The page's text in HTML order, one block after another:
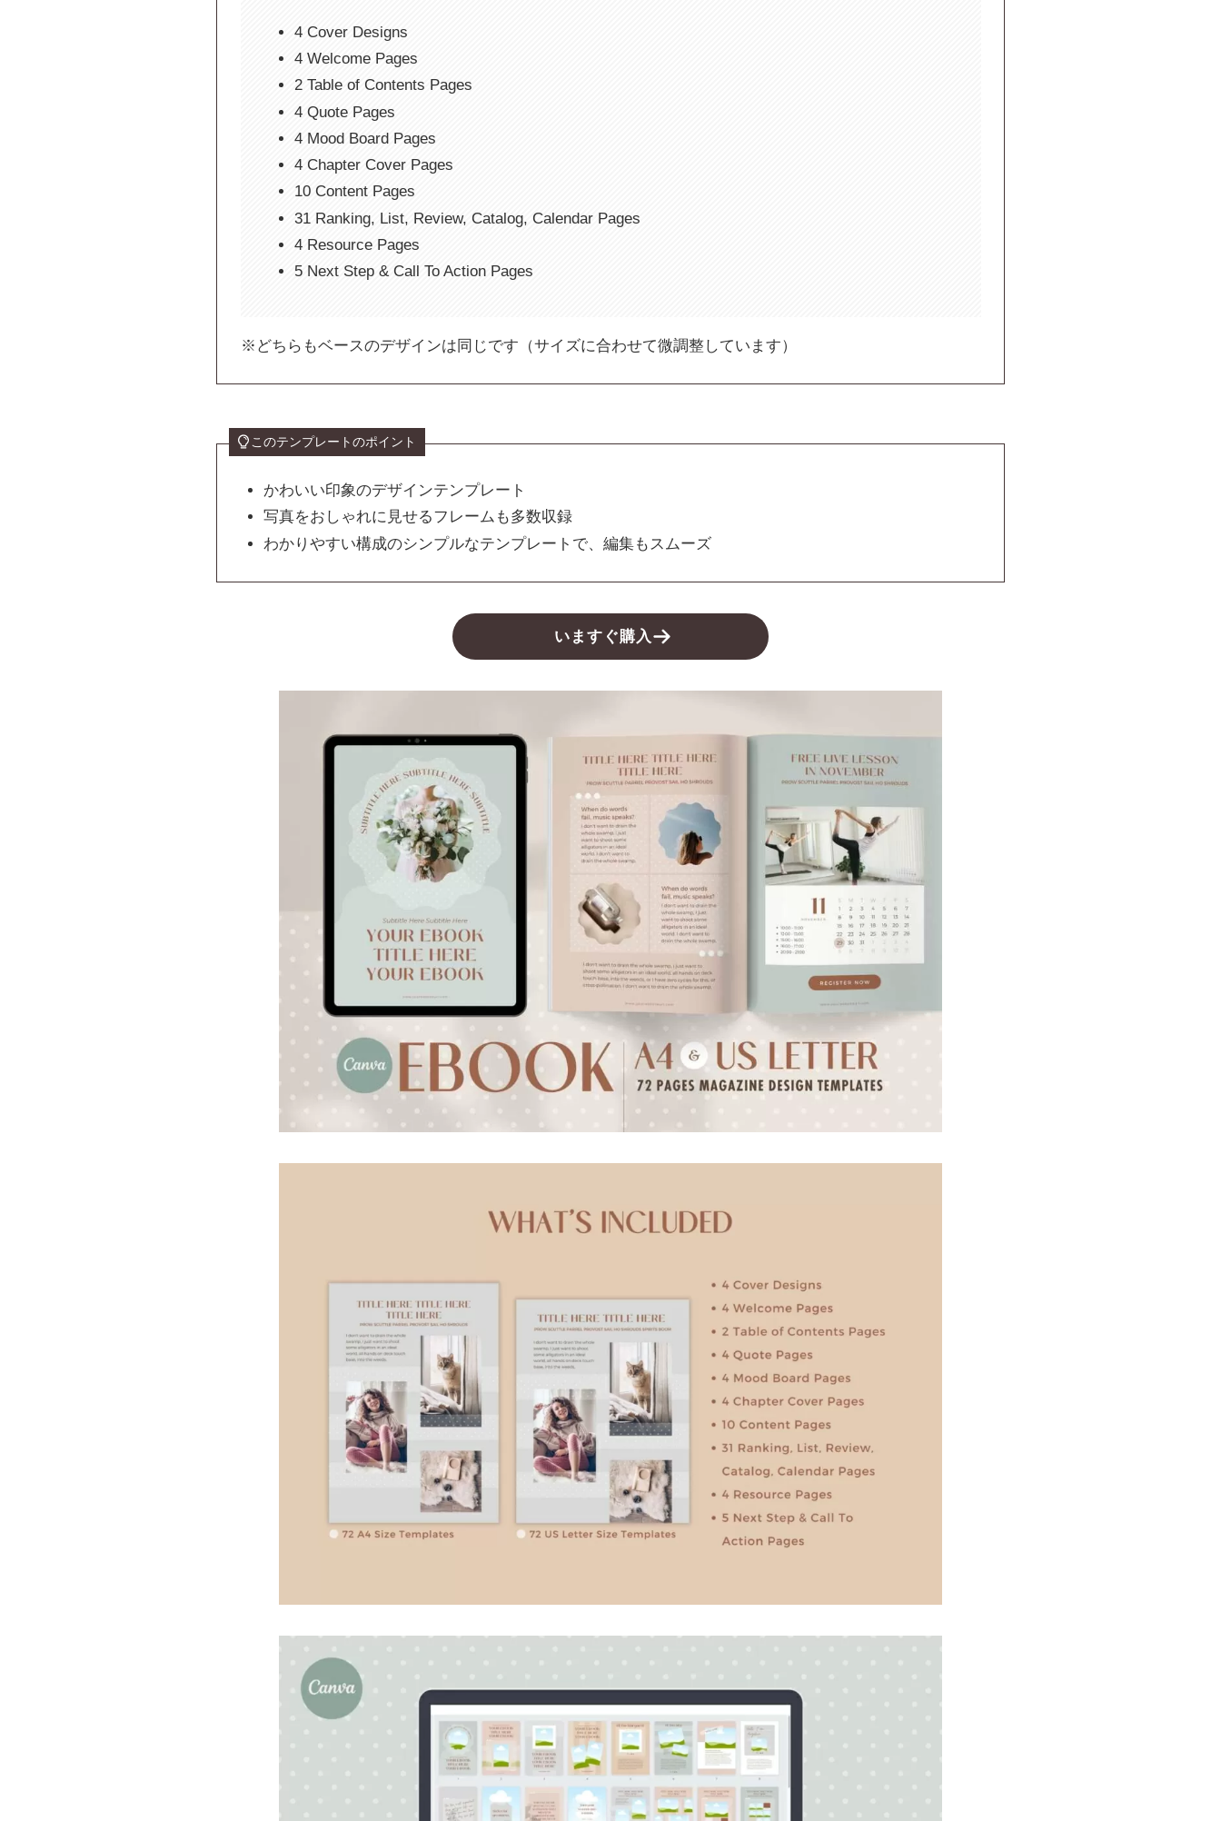
4 Cover Designs
4 Welcome Pages
2 Table of Contents Pages
4 Quote Pages
4 Mood Board Pages
4 Chapter Cover Pages
10 Content Pages
31 Ranking, List, Review, Catalog, Calendar Pages
4 Resource Pages
5 Next Step & Call To Action Pages
※どちらもベースのデザインは同じです（サイズに合わせて微調整しています）
このテンプレートのポイント
かわいい印象のデザインテンプレート
写真をおしゃれに見せるフレームも多数収録
わかりやすい構成のシンプルなテンプレートで、編集もスムーズ
いますぐ購入